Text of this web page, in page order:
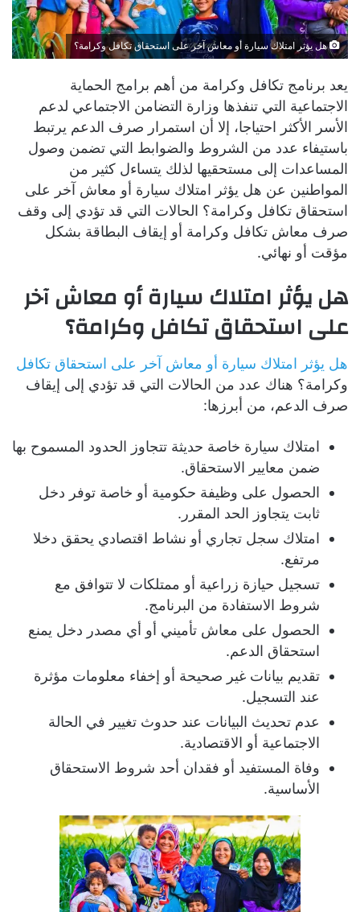
هل يؤثر امتلاك سيارة أو معاش آخر على استحقاق تكافل وكرامة؟
يعد برنامج تكافل وكرامة من أهم برامج الحماية
الاجتماعية التي تنفذها وزارة التضامن الاجتماعي لدعم
الأسر الأكثر احتياجا، إلا أن استمرار صرف الدعم يرتبط
باستيفاء عدد من الشروط والضوابط التي تضمن وصول
المساعدات إلى مستحقيها لذلك يتساءل كثير من
المواطنين عن هل يؤثر امتلاك سيارة أو معاش آخر على
استحقاق تكافل وكرامة؟ الحالات التي قد تؤدي إلى وقف
صرف معاش تكافل وكرامة أو إيقاف البطاقة بشكل
مؤقت أو نهائي.
هل يؤثر امتلاك سيارة أو معاش آخر
على استحقاق تكافل وكرامة؟
هل يؤثر امتلاك سيارة أو معاش آخر على استحقاق تكافل
وكرامة؟ هناك عدد من الحالات التي قد تؤدي إلى إيقاف
صرف الدعم، من أبرزها:
امتلاك سيارة خاصة حديثة تتجاوز الحدود المسموح بها
ضمن معايير الاستحقاق.
الحصول على وظيفة حكومية أو خاصة توفر دخل
ثابت يتجاوز الحد المقرر.
امتلاك سجل تجاري أو نشاط اقتصادي يحقق دخلا
مرتفع.
تسجيل حيازة زراعية أو ممتلكات لا تتوافق مع
شروط الاستفادة من البرنامج.
الحصول على معاش تأميني أو أي مصدر دخل يمنع
استحقاق الدعم.
تقديم بيانات غير صحيحة أو إخفاء معلومات مؤثرة
عند التسجيل.
عدم تحديث البيانات عند حدوث تغيير في الحالة
الاجتماعية أو الاقتصادية.
وفاة المستفيد أو فقدان أحد شروط الاستحقاق
الأساسية.